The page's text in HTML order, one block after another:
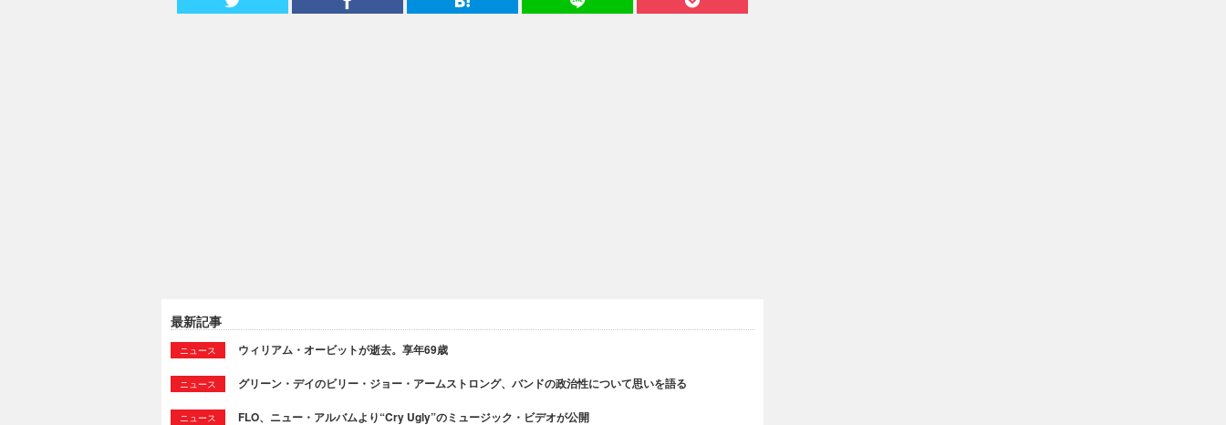
最新記事
ニュース ウィリアム・オービットが逝去。享年69歳
ニュース グリーン・デイのビリー・ジョー・アームストロング、バンドの政治性について思いを語る
ニュース FLO、ニュー・アルバムより“Cry Ugly”のミュージック・ビデオが公開